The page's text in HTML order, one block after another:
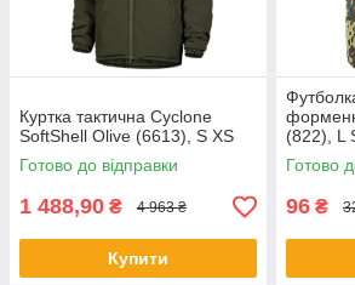
Куртка тактична Cyclone
SoftShell Olive (6613), S XS
Готово до відправки
1 488,90 ₴ 4 963 ₴
Купити
(822), L
Готово
96 ₴